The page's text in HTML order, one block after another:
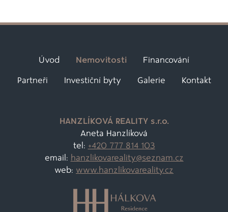
Úvod Nemovitosti Financování
Partneři Investiční byty Galerie Kontakt
HANZLÍKOVÁ REALITY s.r.o.
Aneta Hanzlíková
tel: +420 777 814 103
email: hanzlikovareality@seznam.cz
web: www.hanzlikovareality.cz